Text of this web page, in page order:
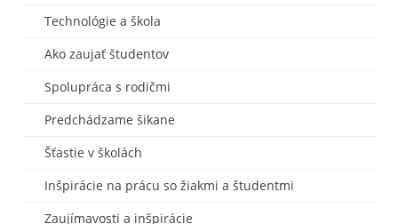
Technológie a škola
Ako zaujať študentov
Spolupráca s rodičmi
Predchádzame šikane
Šťastie v školách
Inšpirácie na prácu so žiakmi a študentmi
Zaujímavosti a inšpirácie